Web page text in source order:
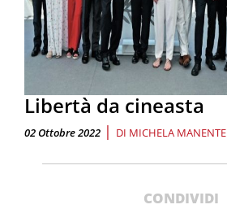
Libertà da cineasta
02 Ottobre 2022 | DI MICHELA MANENTE
CONDIVIDI